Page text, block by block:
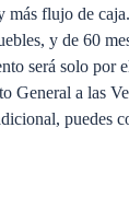
más flujo de
y de 60
será solo por
General a las
puedes